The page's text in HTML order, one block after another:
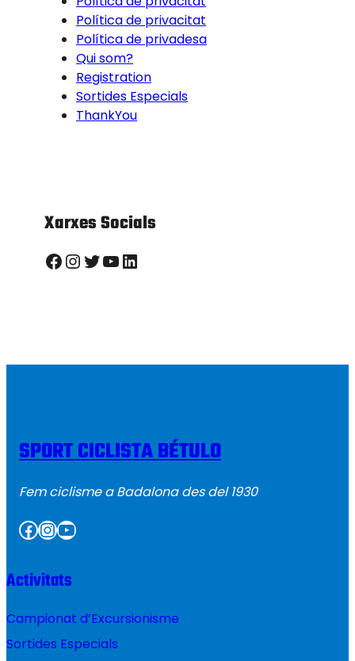
Política de privacitat
Política de privadesa
Qui som?
Registration
Sortides Especials
ThankYou
Xarxes Socials
Facebook InstagramTwitter YouTube LinkedIn
SPORT CICLISTA BÉTULO
Fem ciclisme a Badalona des del 1930
Facebook InstagramYouTube
Activitats
Campionat d’Excursionisme
Sortides Especials